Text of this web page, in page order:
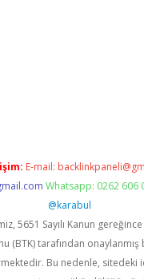
E-mail:
Whatsapp: 0262 606
@karabul
5651 Sayılı Kanun
(BTK) tarafından onaylanmış
Bu nedenle, sitedeki